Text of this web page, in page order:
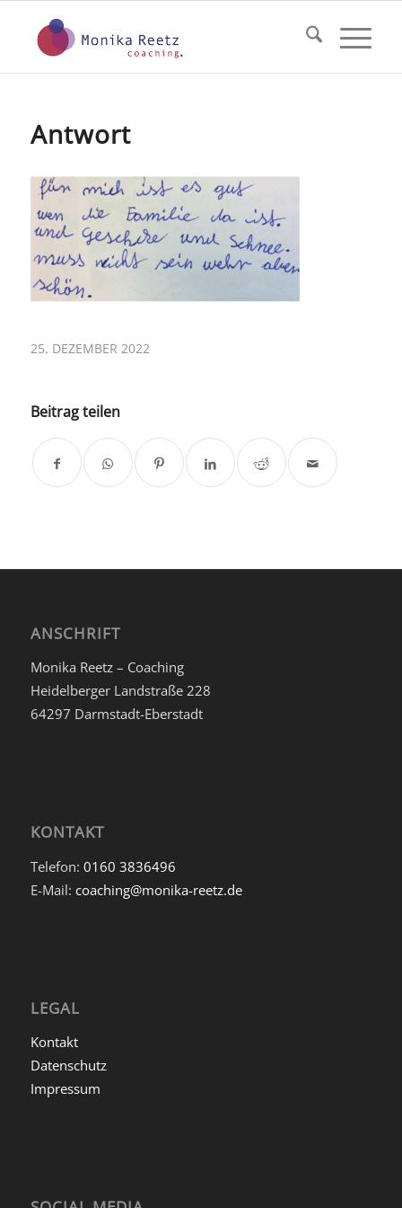
Antwort
25. DEZEMBER 2022
Beitrag teilen
ANSCHRIFT
Monika Reetz – Coaching
Heidelberger Landstraße 228
64297 Darmstadt-Eberstadt
KONTAKT
Telefon: 0160 3836496
E-Mail: coaching@monika-reetz.de
LEGAL
Kontakt
Datenschutz
Impressum